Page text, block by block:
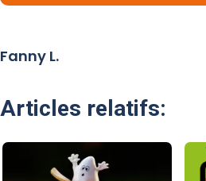
Fanny L.
Articles relatifs: